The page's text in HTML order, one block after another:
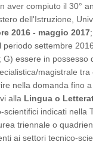
aver compiuto il 30°
dell'Istruzione,
2016 - maggio 2017
periodo settembre
essere in
magistrale
nella domanda fino
alla Lingua o
indicati nella
triennale o
ai settori tecnico-